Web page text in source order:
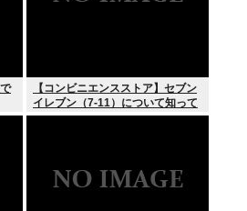
【コンビニエンスストア】セブン
イレブン（7-11）について知って
いること